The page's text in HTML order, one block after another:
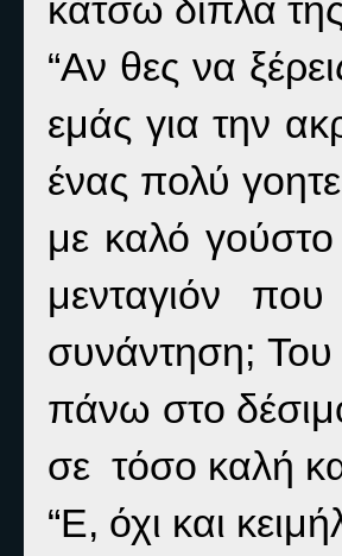
κάτσω δίπλα
“Αν θες να
εμάς για την
ένας πολύ
με καλό γούστο
μενταγιόν
συνάντηση;
πάνω στο
σε τόσο καλή
“Ε, όχι και